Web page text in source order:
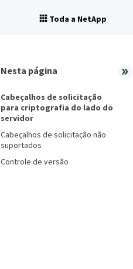
Toda a NetApp
Nesta página
Cabeçalhos de solicitação
para criptografia do lado do
servidor
Cabeçalhos de solicitação não
suportados
Controle de versão